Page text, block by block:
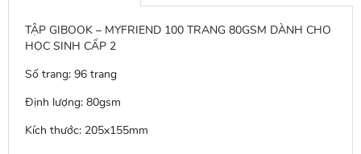
TẬP GIBOOK – MYFRIEND 100 TRANG 80GSM DÀNH CHO
HỌC SINH CẤP 2
Số trang: 96 trang
Định lượng: 80gsm
Kích thước: 205x155mm